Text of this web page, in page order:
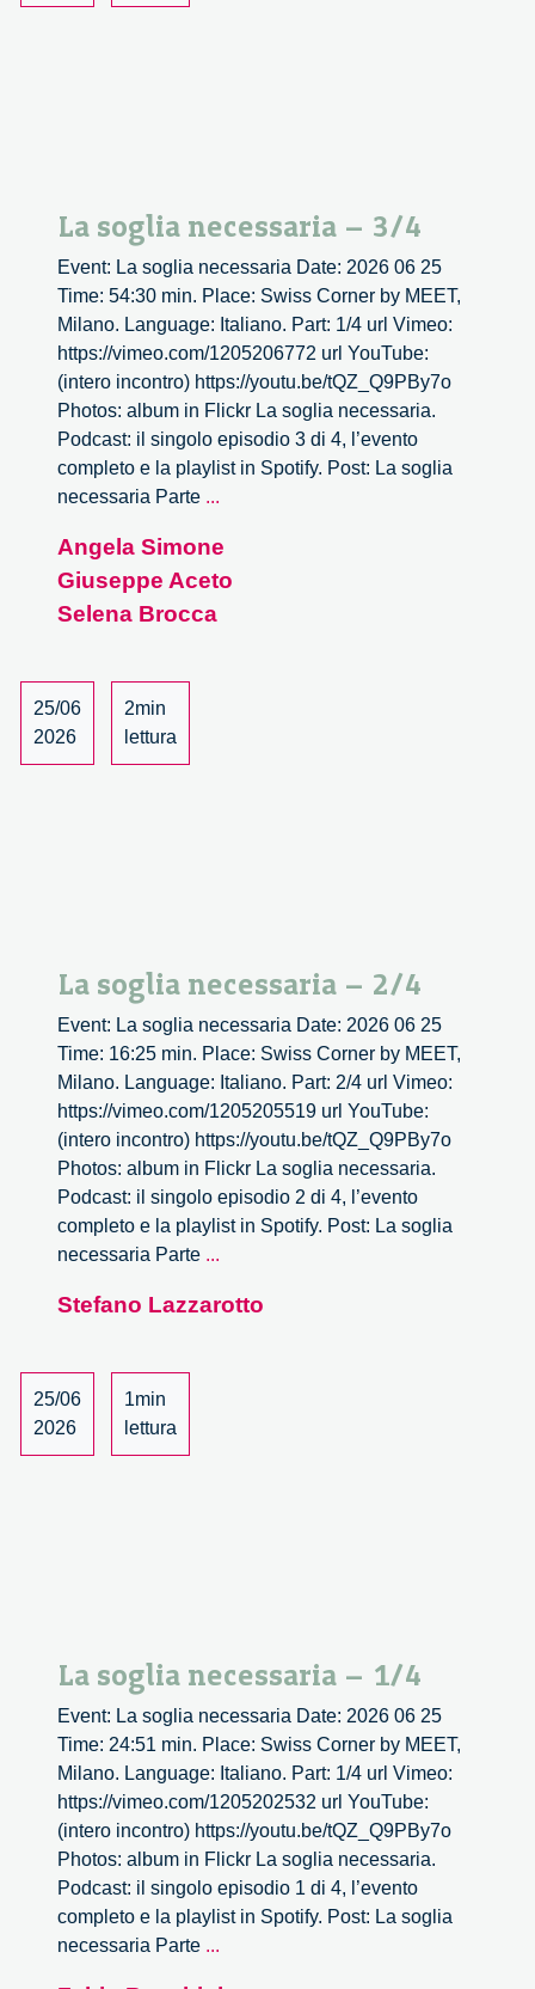
La soglia necessaria – 3/4
Event: La soglia necessaria Date: 2026 06 25
Time: 54:30 min. Place: Swiss Corner by MEET,
Milano. Language: Italiano. Part: 1/4 url Vimeo:
https://vimeo.com/1205206772 url YouTube:
(intero incontro) https://youtu.be/tQZ_Q9PBy7o
Photos: album in Flickr La soglia necessaria.
Podcast: il singolo episodio 3 di 4, l’evento
completo e la playlist in Spotify. Post: La soglia
necessaria Parte ...
necessaria
–
Angela Simone
Giuseppe Aceto
Selena Brocca
25/06
2026
2min
lettura
La soglia necessaria – 2/4
Event: La soglia necessaria Date: 2026 06 25
Time: 16:25 min. Place: Swiss Corner by MEET,
Milano. Language: Italiano. Part: 2/4 url Vimeo:
https://vimeo.com/1205205519 url YouTube:
(intero incontro) https://youtu.be/tQZ_Q9PBy7o
Photos: album in Flickr La soglia necessaria.
Podcast: il singolo episodio 2 di 4, l’evento
completo e la playlist in Spotify. Post: La soglia
necessaria Parte ...
necessaria
Stefano Lazzarotto
25/06
2026
1min
lettura
La soglia necessaria – 1/4
Event: La soglia necessaria Date: 2026 06 25
Time: 24:51 min. Place: Swiss Corner by MEET,
Milano. Language: Italiano. Part: 1/4 url Vimeo:
https://vimeo.com/1205202532 url YouTube:
(intero incontro) https://youtu.be/tQZ_Q9PBy7o
Photos: album in Flickr La soglia necessaria.
Podcast: il singolo episodio 1 di 4, l’evento
completo e la playlist in Spotify. Post: La soglia
necessaria Parte ...